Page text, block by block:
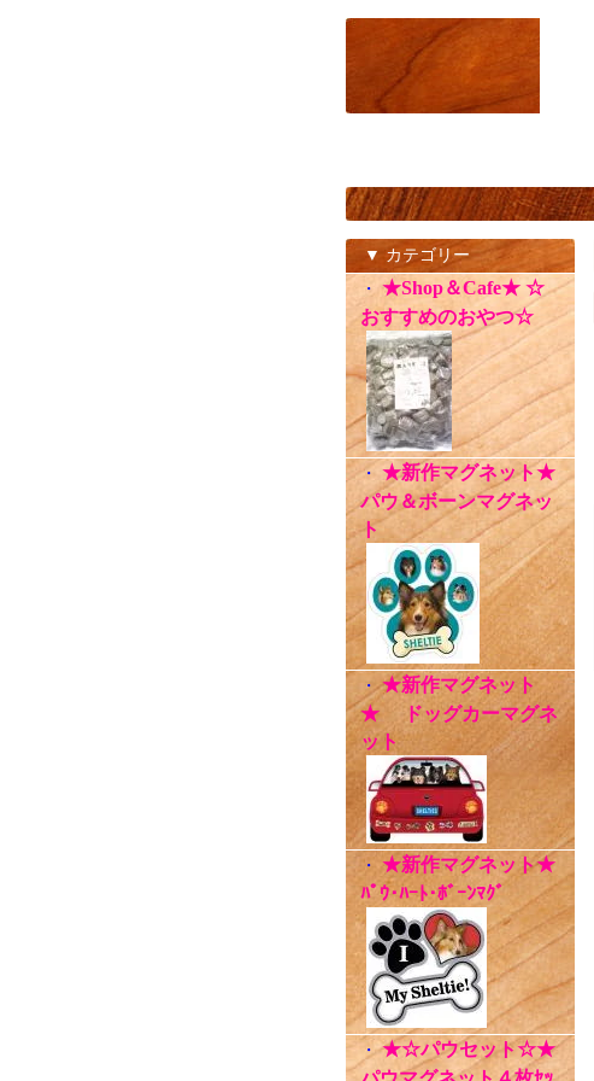
▼ カテゴリー
・ ★Shop＆Cafe★ ☆
おすすめのおやつ☆
・ ★新作マグネット★
パウ＆ボーンマグネッ
ト
・★新作マグネット
★ ドッグカーマグネ
ット
・ ★新作マグネット★
ﾊﾟｳ･ﾊｰﾄ･ﾎﾞｰﾝﾏｸﾞ
・★☆パウセット☆★